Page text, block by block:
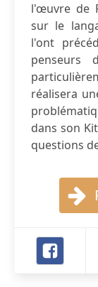
l'œuvre de
sur le
l'ont
penseurs
réalisera
dans son
questions